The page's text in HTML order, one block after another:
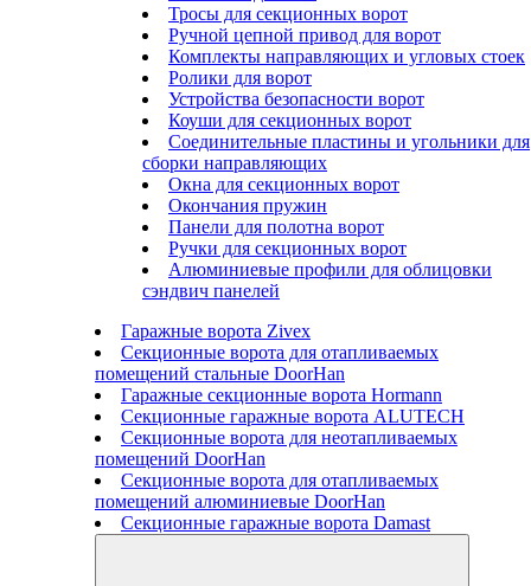
Тросы для секционных ворот
Ручной цепной привод для ворот
Комплекты направляющих и угловых стоек
Ролики для ворот
Устройства безопасности ворот
Коуши для секционных ворот
Соединительные пластины и угольники для
сборки направляющих
Окна для секционных ворот
Окончания пружин
Панели для полотна ворот
Ручки для секционных ворот
Алюминиевые профили для облицовки
сэндвич панелей
Гаражные ворота Zivex
Секционные ворота для отапливаемых
помещений стальные DoorHan
Гаражные секционные ворота Hormann
Секционные гаражные ворота ALUTECH
Секционные ворота для неотапливаемых
помещений DoorHan
Секционные ворота для отапливаемых
помещений алюминиевые DoorHan
Секционные гаражные ворота Damast